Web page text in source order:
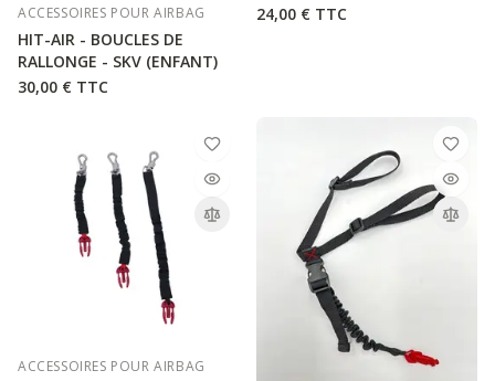
ACCESSOIRES POUR AIRBAG
HIT-AIR - BOUCLES DE
RALLONGE - SKV (ENFANT)
30,00 € TTC
24,00 € TTC
ACCESSOIRES POUR AIRBAG